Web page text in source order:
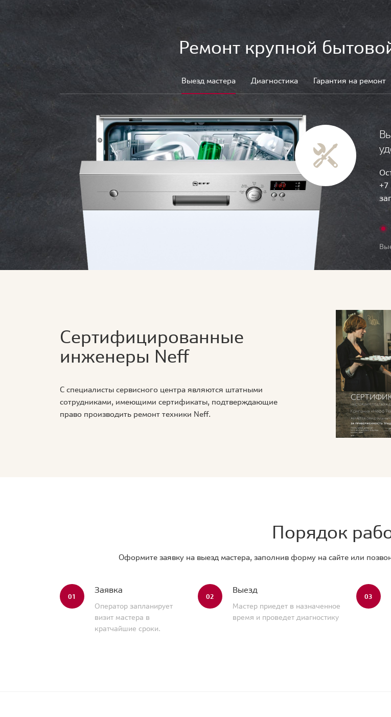
Ремонт крупной
Выезд мастера Диагностика Гарантия на ремонт
+7
Сертифицированные
инженеры Neff
С специалисты сервисного центра являются штатными
сотрудниками, имеющими сертификаты, подтверждающие
право производить ремонт техники Neff.
Порядок
Оформите заявку на выезд мастера, заполнив форму на сайте или
01
Заявка
Оператор запланирует
визит мастера в
кратчайшие сроки.
02
Выезд
Мастер приедет в назначенное
время и проведет диагностику
03